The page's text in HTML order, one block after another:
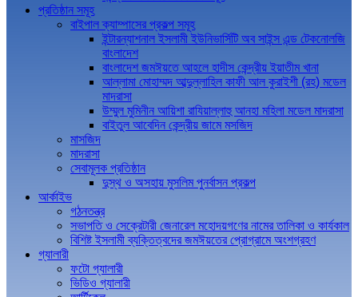
প্রতিষ্ঠান সমূহ
বাইপাল ক্যাম্পাসের প্রকল্প সমূহ
ইন্টারন্যাশনাল ইসলামী ইউনিভার্সিটি অব সাইন্স এন্ড টেকনোলজি
বাংলাদেশ
বাংলাদেশ জমঈয়তে আহলে হাদীস কেন্দ্রীয় ইয়াতীম খানা
আল্লামা মোহাম্মদ আব্দুল্লাহিল কাফী আল কুরাইশী (রহ) মডেল
মাদরাসা
উম্মুল মুমিনীন আয়িশা রাযিয়াল্লাহু আনহা মহিলা মডেল মাদরাসা
বাইতুল আবেদিন কেন্দ্রীয় জামে মসজিদ
মাসজিদ
মাদরাসা
সেবামূলক প্রতিষ্ঠান
দুস্থ ও অসহায় মুসলিম পুনর্বাসন প্রকল্প
আর্কাইভ
গঠনতন্ত্র
সভাপতি ও সেক্রেটারী জেনারেল মহোদয়গণের নামের তালিকা ও কার্যকাল
বিশিষ্ট ইসলামী ব্যক্তিত্বদের জমঈয়তের প্রোগ্রামে অংশগ্রহণ
গ্যালারী
ফটো গ্যালারী
ভিডিও গ্যালারী